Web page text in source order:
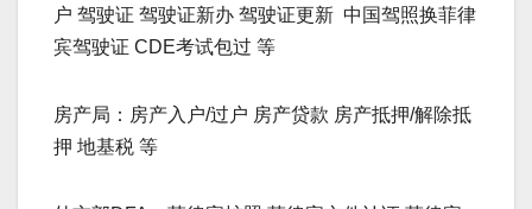
户 驾驶证 驾驶证新办 驾驶证更新 中国驾照换菲律
宾驾驶证 CDE考试包过 等
房产局：房产入户/过户 房产贷款 房产抵押/解除抵
押 地基税 等